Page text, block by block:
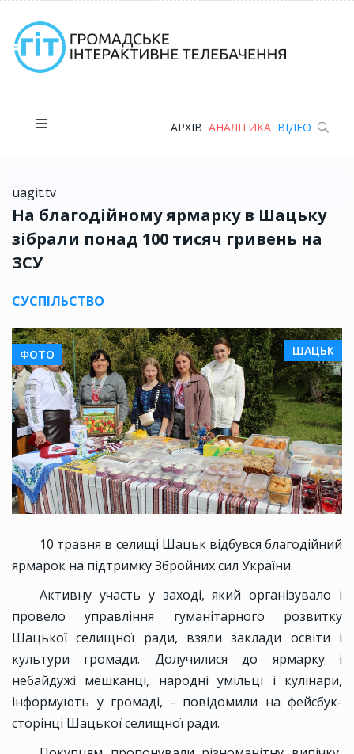
АРХІВ АНАЛІТИКА ВІДЕО
uagit.tv
На благодійному ярмарку в Шацьку
зібрали понад 100 тисяч гривень на
ЗСУ
СУСПІЛЬСТВО
ФОТО ШАЦЬК
10 травня в селищі Шацьк відбувся благодійний
ярмарок на підтримку Збройних сил України.
Активну участь у заході, який організувало і
провело управління гуманітарного розвитку
Шацької селищної ради, взяли заклади освіти і
культури громади. Долучилися до ярмарку і
небайдужі мешканці, народні умільці і кулінари,
інформують у громаді, - повідомили на фейсбук-
сторінці Шацької селищної ради.